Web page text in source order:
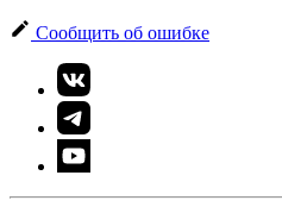
Сообщить об ошибке